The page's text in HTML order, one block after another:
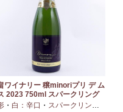
ワイナリー 穣minoriプリ デ ム
2023 750ml スパークリング
ン・ 白：辛口 ・ スパークリングワイン